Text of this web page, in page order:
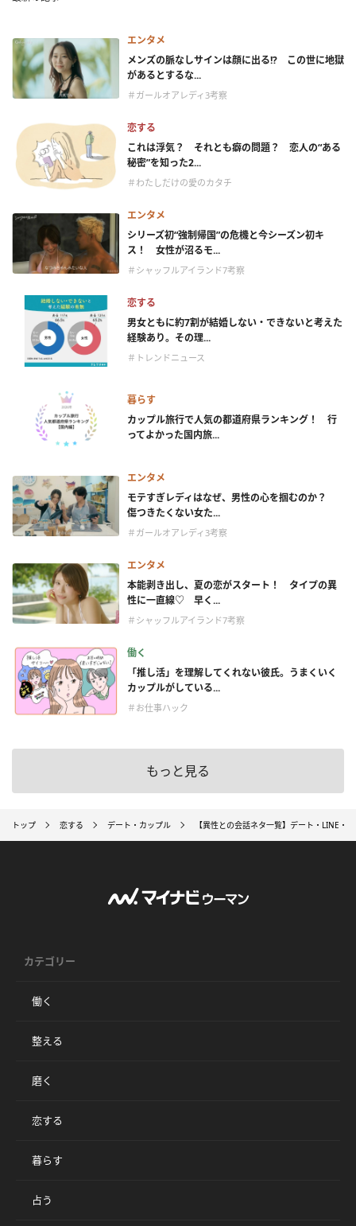
エンタメ
メンズの脈なしサインは顔に出る!? この世に地獄
があるとするな...
＃ガールオアレディ3考察
恋する
これは浮気？ それとも癖の問題？ 恋人の“ある
秘密”を知った2...
＃わたしだけの愛のカタチ
エンタメ
シリーズ初“強制帰国”の危機と今シーズン初キ
ス！ 女性が沼るモ...
＃シャッフルアイランド7考察
恋する
男女ともに約7割が結婚しない・できないと考えた
経験あり。その理...
＃トレンドニュース
暮らす
カップル旅行で人気の都道府県ランキング！ 行
ってよかった国内旅...
エンタメ
モテすぎレディはなぜ、男性の心を掴むのか？
傷つきたくない女た...
＃ガールオアレディ3考察
エンタメ
本能剥き出し、夏の恋がスタート！ タイプの異
性に一直線♡ 早く...
＃シャッフルアイランド7考察
働く
「推し活」を理解してくれない彼氏。うまくいく
カップルがしている...
＃お仕事ハック
もっと見る
トップ 恋する デート・カップル 【異性との会話ネタ一覧】デート・LINE・
カテゴリー
働く
整える
磨く
恋する
暮らす
占う